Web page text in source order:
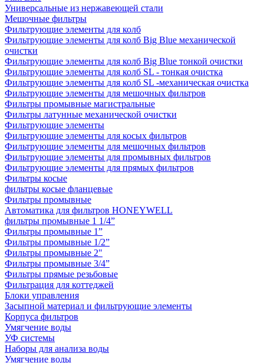
Универсальные из нержавеющей стали
Мешочные фильтры
Фильтрующие элементы для колб
Фильтрующие элементы для колб Big Blue механической
очистки
Фильтрующие элементы для колб Big Blue тонкой очистки
Фильтрующие элементы для колб SL - тонкая очистка
Фильтрующие элементы для колб SL -механическая очистка
Фильтрующие элементы для мешочных фильтров
Фильтры промывные магистральные
Фильтры латунные механической очистки
Фильтрующие элементы
Фильтрующие элементы для косых фильтров
Фильтрующие элементы для мешочных фильтров
Фильтрующие элементы для промывных фильтров
Фильтрующие элементы для прямых фильтров
Фильтры косые
фильтры косые фланцевые
Фильтры промывные
Автоматика для фильтров HONEYWELL
фильтры промывные 1 1/4”
Фильтры промывные 1”
Фильтры промывные 1/2”
Фильтры промывные 2"
Фильтры промывные 3/4”
Фильтры прямые резьбовые
Фильтрация для коттеджей
Блоки управления
Засыпной материал и фильтрующие элементы
Корпуса фильтров
Умягчение воды
УФ системы
Наборы для анализа воды
Умягчение воды